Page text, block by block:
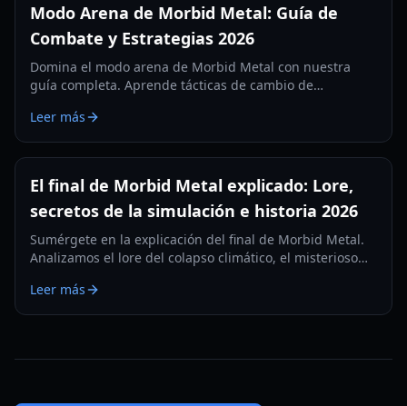
Modo Arena de Morbid Metal: Guía de
Combate y Estrategias 2026
Domina el modo arena de Morbid Metal con nuestra
guía completa. Aprende tácticas de cambio de
de rendimiento para la experiencia definitiva de hack-
and-slash.
Leer más
El final de Morbid Metal explicado: Lore,
secretos de la simulación e historia 2026
Sumérgete en la explicación del final de Morbid Metal.
Analizamos el lore del colapso climático, el misterioso
Leer más